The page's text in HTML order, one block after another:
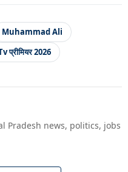
Muhammad Ali
प्रीमियर 2026
Pradesh news, politics, jobs